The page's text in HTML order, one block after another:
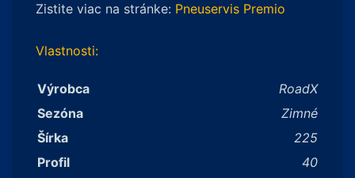
Zistite viac na stránke: Pneuservis Premio
Vlastnosti:
Výrobca
RoadX
Sezóna
Zimné
Šírka
225
Profil
40